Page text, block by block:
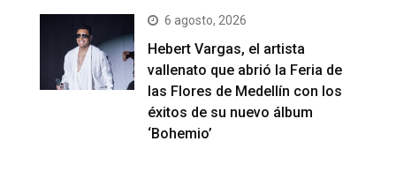
6 agosto, 2026
Hebert Vargas, el artista
vallenato que abrió la Feria de
las Flores de Medellín con los
éxitos de su nuevo álbum
‘Bohemio’